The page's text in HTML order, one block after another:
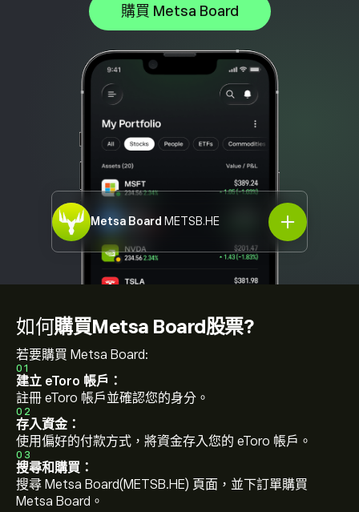
購買 Metsa Board
Metsa Board METSB.HE
如何購買Metsa Board股票?
若要購買 Metsa Board:
01
建立 eToro 帳戶：
註冊 eToro 帳戶並確認您的身分。
02
存入資金：
使用偏好的付款方式，將資金存入您的 eToro 帳戶。
03
搜尋和購買：
搜尋 Metsa Board(METSB.HE) 頁面，並下訂單購買
Metsa Board。